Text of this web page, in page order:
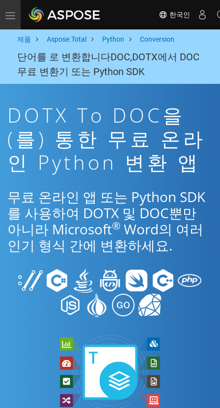
Toggle navigation 한국인
제품 Aspose.Total Python Conversion
단어를 로 변환합니다DOC,DOTX에서 DOC
무료 변환기 또는 Python SDK
DOTX To DOC을
(를) 통한 무료 온라
인 Python 변환 앱
무료 온라인 앱 또는 Python SDK
를 사용하여 DOTX 및 DOC뿐만
아니라 Microsoft® Word의 여러
인기 형식 간에 변환하세요.